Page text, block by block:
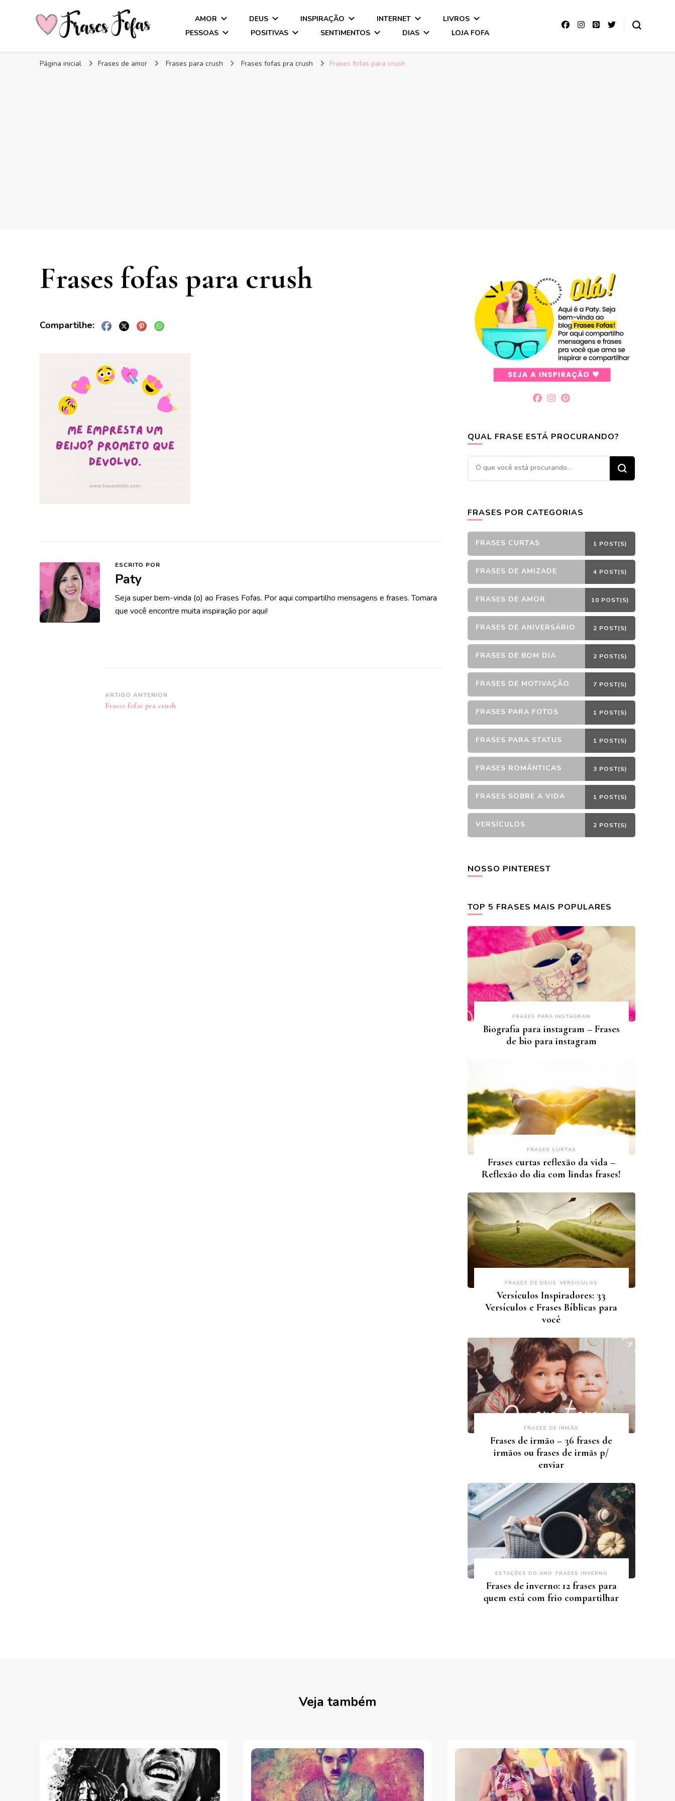
Frases Fofas
AMOR DEUS INSPIRAÇÃO INTERNET
LIVROS
PESSOAS
POSITIVAS SENTIMENTOS DIAS LOJA FOFA
Página inicial Frases de amor Frases para crush Frases fofas pra crush Frases fofas para crush
Frases fofas para crush
ESCRITO POR
Paty
Seja super bem-vinda (o) ao Frases Fofas. Por aqui compartilho mensagens e frases. Tomara
que você encontre muita inspiração por aqui!
Navegação
de
ARTIGO ANTERIOR
Frases fofas pra crush
QUAL FRASE ESTÁ PROCURANDO?
Procurando
algo?
FRASES POR CATEGORIAS
FRASES CURTAS 1 POST(S)
FRASES DE AMIZADE 4 POST(S)
FRASES DE AMOR 10 POST(S)
FRASES DE ANIVERSÁRIO 2 POST(S)
FRASES DE BOM DIA 2 POST(S)
FRASES DE MOTIVAÇÃO 7 POST(S)
FRASES PARA FOTOS 1 POST(S)
FRASES PARA STATUS 1 POST(S)
FRASES ROMÂNTICAS 3 POST(S)
FRASES SOBRE A VIDA 1 POST(S)
VERSÍCULOS 2 POST(S)
NOSSO PINTEREST
TOP 5 FRASES MAIS POPULARES
FRASES PARA INSTAGRAM
Biografia para instagram – Frases
de bio para instagram
FRASES CURTAS
Frases curtas reflexão da vida –
Reflexão do dia com lindas frases!
FRASES DE DEUS VERSÍCULOS
Versículos Inspiradores: 33
Versículos e Frases Bíblicas para
você
FRASES DE IRMÃO
Frases de irmão – 36 frases de
irmãos ou frases de irmãs p/
enviar
ESTAÇÕES DO ANO FRASES INVERNO
Frases de inverno: 12 frases para
quem está com frio compartilhar
Veja também